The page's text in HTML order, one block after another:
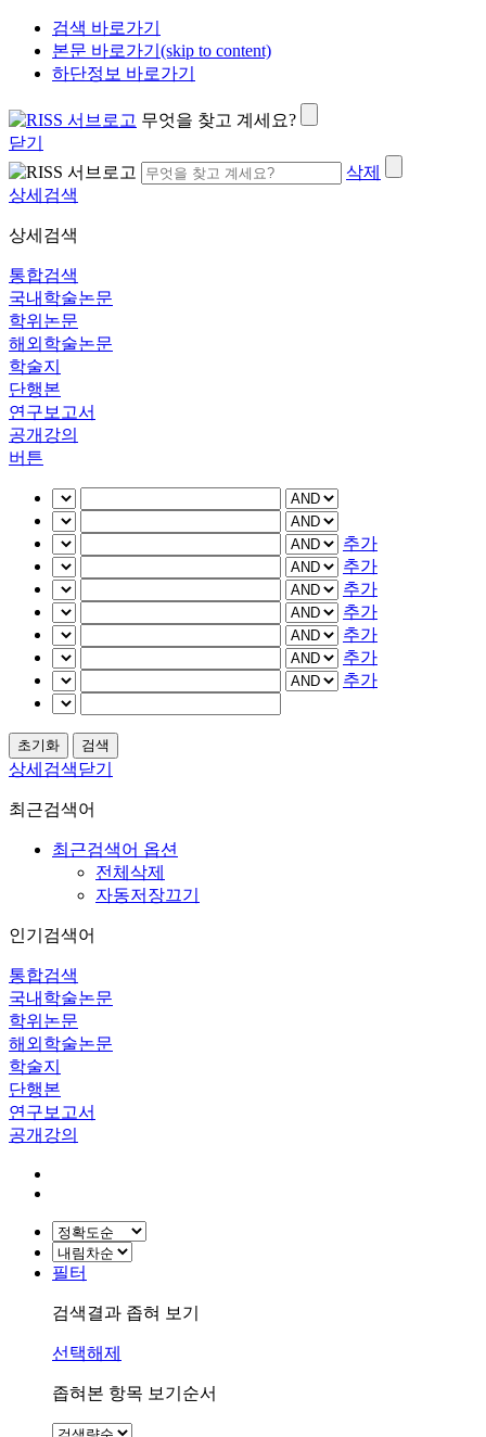
검색 바로가기
본문 바로가기(skip to content)
하단정보 바로가기
무엇을 찾고 계세요?
닫기
삭제
상세검색
상세검색
통합검색
국내학술논문
학위논문
해외학술논문
학술지
단행본
연구보고서
공개강의
버튼
추가
추가
추가
추가
추가
추가
추가
상세검색닫기
최근검색어
최근검색어 옵션
전체삭제
자동저장끄기
인기검색어
통합검색
국내학술논문
학위논문
해외학술논문
학술지
단행본
연구보고서
공개강의
필터
검색결과 좁혀 보기
선택해제
좁혀본 항목 보기순서